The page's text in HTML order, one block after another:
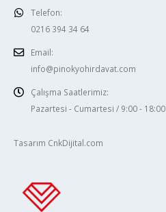
Telefon:
0216 394 34 64
Email:
info@pinokyohirdavat.com
Çalışma Saatlerimiz:
Pazartesi - Cumartesi / 9:00 - 18:00
Tasarım CnkDijital.com